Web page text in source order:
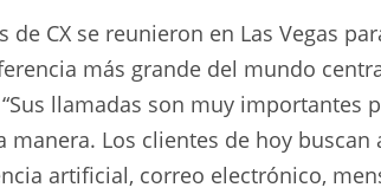
CX se reunieron en Las Vegas
más grande del mundo
llamadas son muy importantes
manera. Los clientes de hoy
artificial, correo electrónico,